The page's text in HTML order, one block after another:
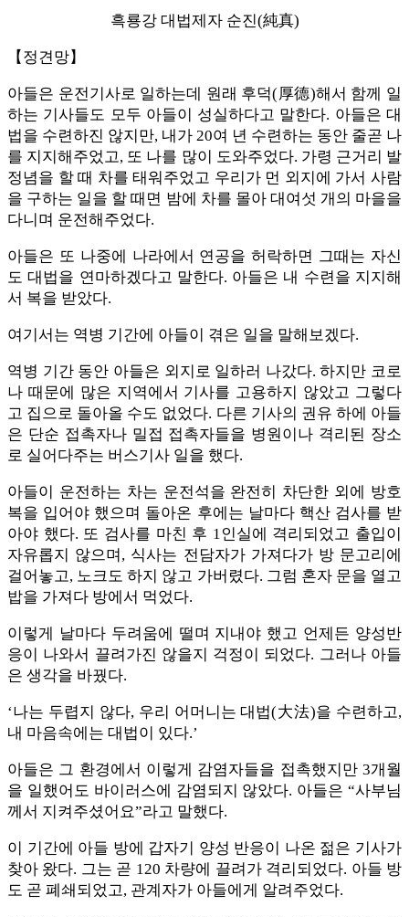
흑룡강 대법제자 순진(純真)
【정견망】
아들은 운전기사로 일하는데 원래 후덕(厚德)해서 함께 일
하는 기사들도 모두 아들이 성실하다고 말한다. 아들은 대
법을 수련하진 않지만, 내가 20여 년 수련하는 동안 줄곧 나
를 지지해주었고, 또 나를 많이 도와주었다. 가령 근거리 발
정념을 할 때 차를 태워주었고 우리가 먼 외지에 가서 사람
을 구하는 일을 할 때면 밤에 차를 몰아 대여섯 개의 마을을
다니며 운전해주었다.
아들은 또 나중에 나라에서 연공을 허락하면 그때는 자신
도 대법을 연마하겠다고 말한다. 아들은 내 수련을 지지해
서 복을 받았다.
여기서는 역병 기간에 아들이 겪은 일을 말해보겠다.
역병 기간 동안 아들은 외지로 일하러 나갔다. 하지만 코로
나 때문에 많은 지역에서 기사를 고용하지 않았고 그렇다
고 집으로 돌아올 수도 없었다. 다른 기사의 권유 하에 아들
은 단순 접촉자나 밀접 접촉자들을 병원이나 격리된 장소
로 실어다주는 버스기사 일을 했다.
아들이 운전하는 차는 운전석을 완전히 차단한 외에 방호
복을 입어야 했으며 돌아온 후에는 날마다 핵산 검사를 받
아야 했다. 또 검사를 마친 후 1인실에 격리되었고 출입이
자유롭지 않으며, 식사는 전담자가 가져다가 방 문고리에
걸어놓고, 노크도 하지 않고 가버렸다. 그럼 혼자 문을 열고
밥을 가져다 방에서 먹었다.
이렇게 날마다 두려움에 떨며 지내야 했고 언제든 양성반
응이 나와서 끌려가진 않을지 걱정이 되었다. 그러나 아들
은 생각을 바꿨다.
‘나는 두렵지 않다, 우리 어머니는 대법(大法)을 수련하고,
내 마음속에는 대법이 있다.’
아들은 그 환경에서 이렇게 감염자들을 접촉했지만 3개월
을 일했어도 바이러스에 감염되지 않았다. 아들은 “사부님
께서 지켜주셨어요”라고 말했다.
이 기간에 아들 방에 갑자기 양성 반응이 나온 젊은 기사가
찾아 왔다. 그는 곧 120 차량에 끌려가 격리되었다. 아들 방
도 곧 폐쇄되었고, 관계자가 아들에게 알려주었다.